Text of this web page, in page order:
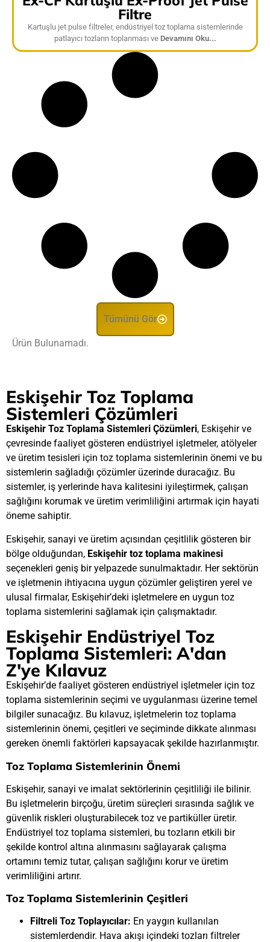
Filtre
Kartuşlu jet pulse filtreler, endüstriyel toz toplama sistemlerinde
patlayıcı tozların toplanması ve Devamını Oku...
Tümünü Gör
Ürün Bulunamadı.
Eskişehir Toz Toplama
Sistemleri Çözümleri
Eskişehir Toz Toplama Sistemleri Çözümleri, Eskişehir ve
çevresinde faaliyet gösteren endüstriyel işletmeler, atölyeler
ve üretim tesisleri için toz toplama sistemlerinin önemi ve bu
sistemlerin sağladığı çözümler üzerinde duracağız. Bu
sistemler, iş yerlerinde hava kalitesini iyileştirmek, çalışan
sağlığını korumak ve üretim verimliliğini artırmak için hayati
öneme sahiptir.
Eskişehir, sanayi ve üretim açısından çeşitlilik gösteren bir
bölge olduğundan, Eskişehir toz toplama makinesi
seçenekleri geniş bir yelpazede sunulmaktadır. Her sektörün
ve işletmenin ihtiyacına uygun çözümler geliştiren yerel ve
ulusal firmalar, Eskişehir’deki işletmelere en uygun toz
toplama sistemlerini sağlamak için çalışmaktadır.
Eskişehir Endüstriyel Toz
Toplama Sistemleri: A'dan
Z'ye Kılavuz
Eskişehir’de faaliyet gösteren endüstriyel işletmeler için toz
toplama sistemlerinin seçimi ve uygulanması üzerine temel
bilgiler sunacağız. Bu kılavuz, işletmelerin toz toplama
sistemlerinin önemi, çeşitleri ve seçiminde dikkate alınması
gereken önemli faktörleri kapsayacak şekilde hazırlanmıştır.
Toz Toplama Sistemlerinin Önemi
Eskişehir, sanayi ve imalat sektörlerinin çeşitliliği ile bilinir.
Bu işletmelerin birçoğu, üretim süreçleri sırasında sağlık ve
güvenlik riskleri oluşturabilecek toz ve partiküller üretir.
Endüstriyel toz toplama sistemleri, bu tozların etkili bir
şekilde kontrol altına alınmasını sağlayarak çalışma
ortamını temiz tutar, çalışan sağlığını korur ve üretim
verimliliğini artırır.
Toz Toplama Sistemlerinin Çeşitleri
Filtreli Toz Toplayıcılar: En yaygın kullanılan
sistemlerdendir. Hava akışı içindeki tozları filtreler